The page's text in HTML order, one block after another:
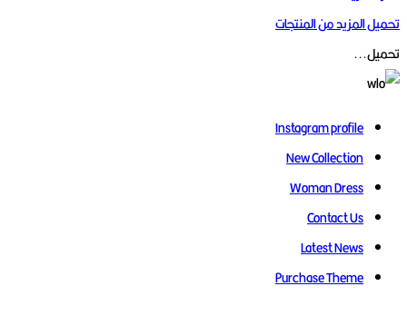
تحميل المزيد من المنتجات
تحميل...
Instagram profile
New Collection
Woman Dress
Contact Us
Latest News
Purchase Theme